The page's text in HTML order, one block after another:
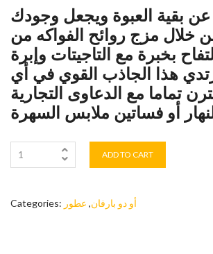
بقية العبوة ويجعل وجودك
خلال مزج روائح الفواكه من
بخبرة مع التاجيتات وإبرة
هذا الجاذب القوي في أي
تماما مع الدعاوى التجارية
ADD TO CART
Categories: أو دو بارفان, عطور